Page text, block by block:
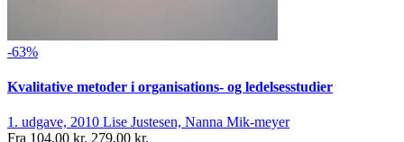
-63%
Kvalitative metoder i organisations- og ledelsesstudier
1. udgave, 2010 Lise Justesen, Nanna Mik-meyer
Fra 104,00 kr. 279,00 kr.